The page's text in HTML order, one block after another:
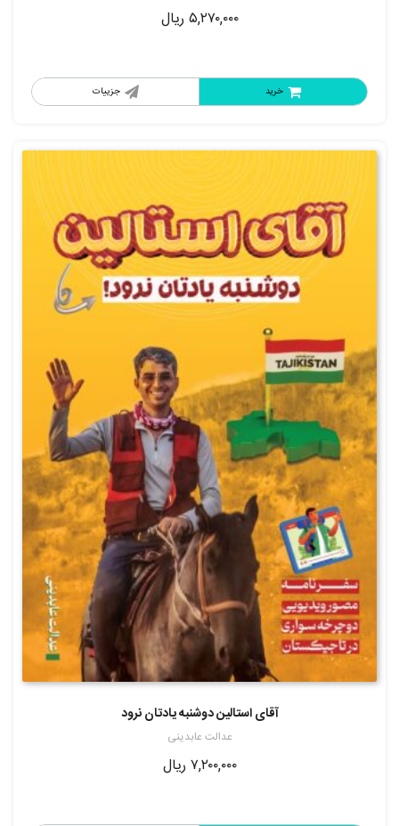
۵,۲۷۰,۰۰۰ ریال
جزییات خرید
آقای استالین دوشنبه یادتان نرود
عدالت عابدینی
۷,۲۰۰,۰۰۰ ریال